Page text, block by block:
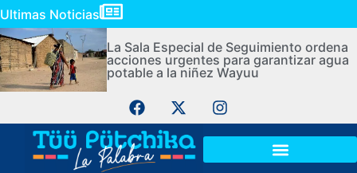
Ultimas Noticias
La Sala Especial de Seguimiento ordena
acciones urgentes para garantizar agua
potable a la niñez Wayuu